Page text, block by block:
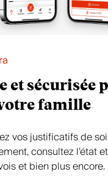
et sécurisée
famille
vos justificatifs de
consultez l’état
et bien plus encore.